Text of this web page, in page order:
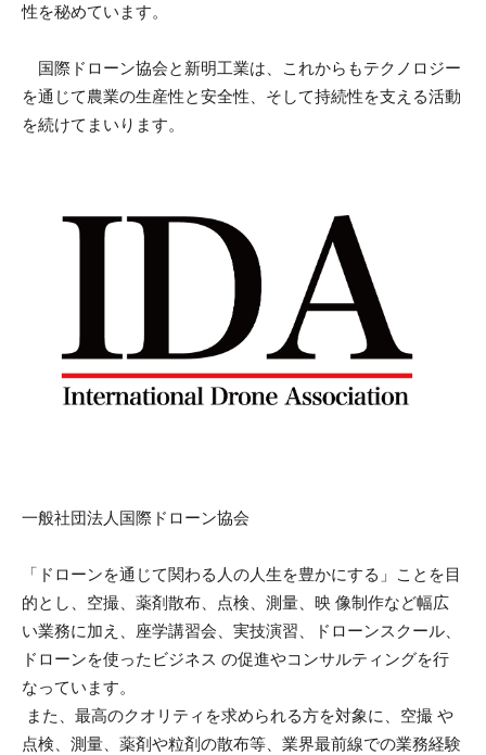
性を秘めています。
国際ドローン協会と新明工業は、これからもテクノロジー
を通じて農業の生産性と安全性、そして持続性を支える活動
を続けてまいります。
一般社団法人国際ドローン協会
「ドローンを通じて関わる人の人生を豊かにする」ことを目
的とし、空撮、薬剤散布、点検、測量、映 像制作など幅広
い業務に加え、座学講習会、実技演習、ドローンスクール、
ドローンを使ったビジネス の促進やコンサルティングを行
なっています。
また、最高のクオリティを求められる方を対象に、空撮 や
点検、測量、薬剤や粒剤の散布等、業界最前線での業務経験